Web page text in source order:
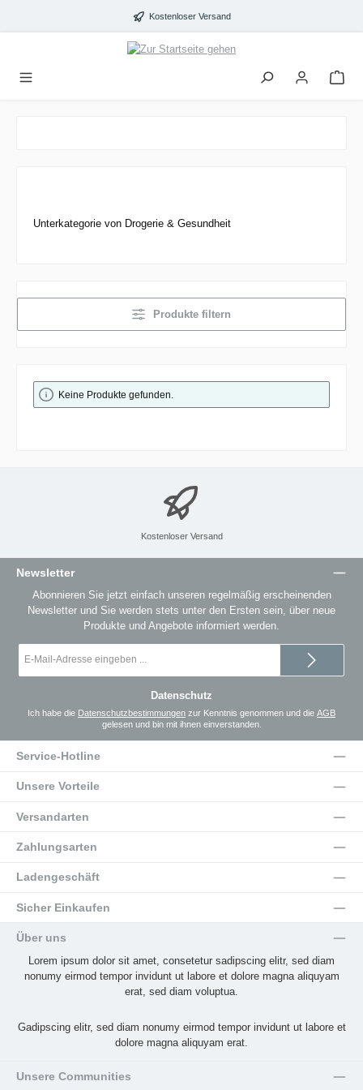
Kostenloser Versand
Unterkategorie von Drogerie & Gesundheit
Produkte filtern
Keine Produkte gefunden.
Kostenloser Versand
Newsletter
Abonnieren Sie jetzt einfach unseren regelmäßig erscheinenden
Newsletter und Sie werden stets unter den Ersten sein, über neue
Produkte und Angebote informiert werden.
Mail-
Datenschutz
Ich habe die Datenschutzbestimmungen zur Kenntnis genommen und die AGB
gelesen und bin mit ihnen einverstanden.
Service-Hotline
Unsere Vorteile
Versandarten
Zahlungsarten
Ladengeschäft
Sicher Einkaufen
Über uns
Lorem ipsum dolor sit amet, consetetur sadipscing elitr, sed diam
nonumy eirmod tempor invidunt ut labore et dolore magna aliquyam
erat, sed diam voluptua.
Gadipscing elitr, sed diam nonumy eirmod tempor invidunt ut labore et
dolore magna aliquyam erat.
Unsere Communities